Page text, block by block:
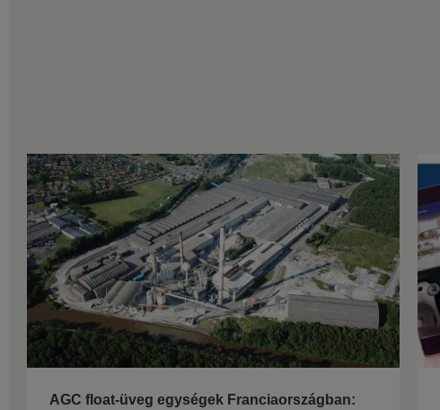
AGC float-üveg egységek Franciaországban: